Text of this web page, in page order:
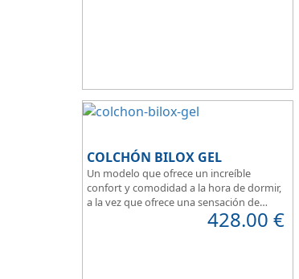
COLCHÓN BILOX GEL
Un modelo que ofrece un increíble
confort y comodidad a la hora de dormir,
a la vez que ofrece una sensación de
El tejido del colchón Ultra Violet428.00 €